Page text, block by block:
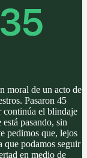
moral de un acto de
Pasaron 45
continúa el blindaje
pasando, sin
pedimos que, lejos
que podamos seguir
en medio de